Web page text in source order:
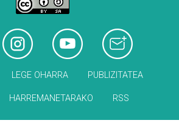
LEGE OHARRA PUBLIZITATEA
HARREMANETARAKO RSS